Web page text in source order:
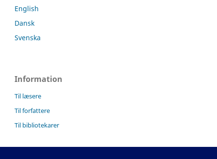
English
Dansk
Svenska
Information
Til læsere
Til forfattere
Til bibliotekarer